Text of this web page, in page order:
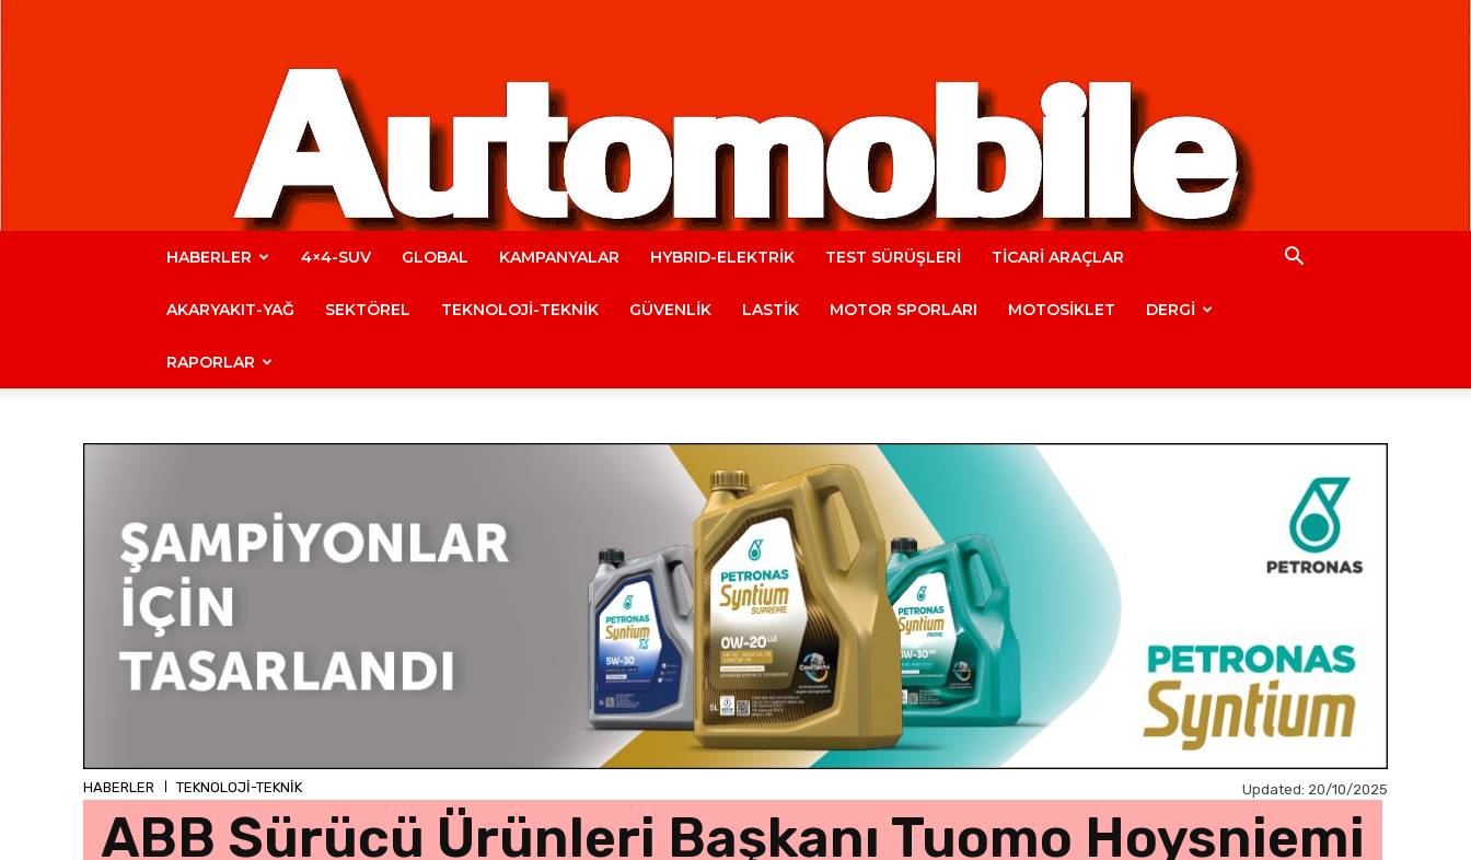
Automobile
Magazine
HABERLER 4×4-SUV GLOBAL KAMPANYALAR HYBRID-ELEKTRİK TEST SÜRÜŞLERİ TİCARİ ARAÇLAR
AKARYAKIT-YAĞ SEKTÖREL TEKNOLOJİ-TEKNİK GÜVENLİK LASTİK MOTOR SPORLARI MOTOSİKLET DERGİ
RAPORLAR
HABERLER TEKNOLOJİ-TEKNİK Updated: 20/10/2025
ABB Sürücü Ürünleri Başkanı Tuomo Hoysniemi